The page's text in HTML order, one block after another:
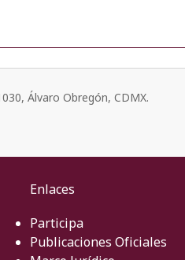
Álvaro Obregón, CDMX.
Enlaces
Participa
Publicaciones Oficiales